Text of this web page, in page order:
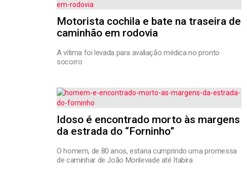
Motorista cochila e bate na traseira de
caminhão em rodovia
A vítima foi levada para avaliação médica no pronto
socorro
Idoso é encontrado morto às margens
da estrada do “Forninho”
O homem, de 80 anos, estaria cumprindo uma promessa
de caminhar de João Monlevade até Itabira